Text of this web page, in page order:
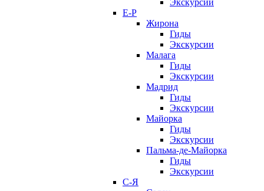
Экскурсии
Е-Р
Жирона
Гиды
Экскурсии
Малага
Гиды
Экскурсии
Мадрид
Гиды
Экскурсии
Майорка
Гиды
Экскурсии
Пальма-де-Майорка
Гиды
Экскурсии
С-Я